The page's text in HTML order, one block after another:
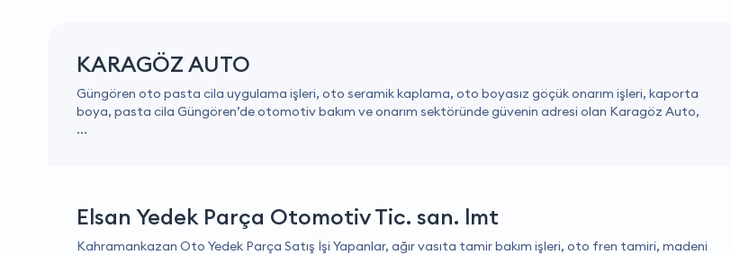
KARAGÖZ AUTO
Güngören oto pasta cila uygulama işleri, oto seramik kaplama, oto boyasız göçük onarım işleri, kaporta
boya, pasta cila Güngören’de otomotiv bakım ve onarım sektöründe güvenin adresi olan Karagöz Auto,
...
Elsan Yedek Parça Otomotiv Tic. san. lmt
Kahramankazan Oto Yedek Parça Satış İşi Yapanlar, ağır vasıta tamir bakım işleri, oto fren tamiri, madeni